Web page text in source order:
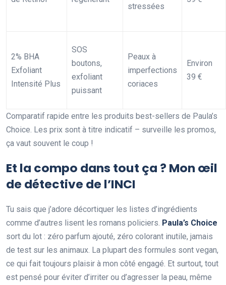
stressées
2% BHA
Exfoliant
Intensité Plus
SOS
boutons,
exfoliant
puissant
Peaux à
imperfections
coriaces
Environ
39 €
Comparatif rapide entre les produits best-sellers de Paula’s
Choice. Les prix sont à titre indicatif – surveille les promos,
ça vaut souvent le coup !
Et la compo dans tout ça ? Mon œil
de détective de l’INCI
Tu sais que j’adore décortiquer les listes d’ingrédients
comme d’autres lisent les romans policiers. Paula’s Choice
sort du lot : zéro parfum ajouté, zéro colorant inutile, jamais
de test sur les animaux. La plupart des formules sont vegan,
ce qui fait toujours plaisir à mon côté engagé. Et surtout, tout
est pensé pour éviter d’irriter ou d’agresser la peau, même